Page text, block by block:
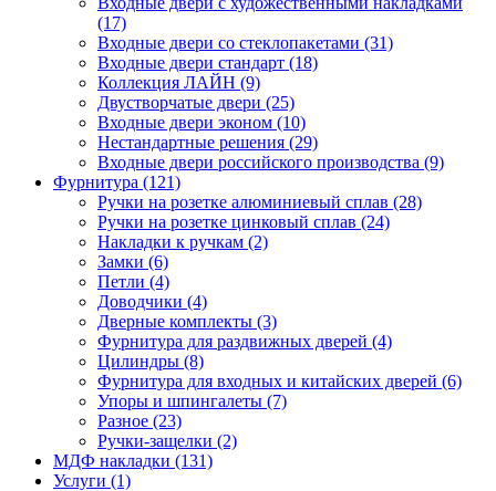
(17)
Входные двери со стеклопакетами (31)
Входные двери стандарт (18)
Коллекция ЛАЙН (9)
Двустворчатые двери (25)
Входные двери эконом (10)
Нестандартные решения (29)
Входные двери российского производства (9)
Фурнитура (121)
Ручки на розетке алюминиевый сплав (28)
Ручки на розетке цинковый сплав (24)
Накладки к ручкам (2)
Замки (6)
Петли (4)
Доводчики (4)
Дверные комплекты (3)
Фурнитура для раздвижных дверей (4)
Цилиндры (8)
Фурнитура для входных и китайских дверей (6)
Упоры и шпингалеты (7)
Разное (23)
Ручки-защелки (2)
МДФ накладки (131)
Услуги (1)